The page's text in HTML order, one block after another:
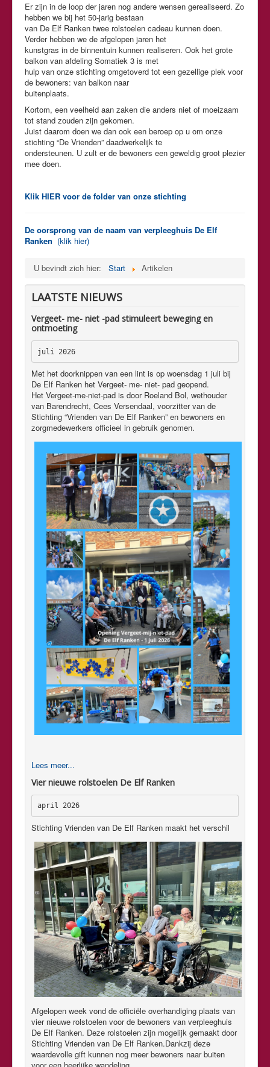
Er zijn in de loop der jaren nog andere wensen gerealiseerd. Zo
hebben we bij het 50-jarig bestaan
van De Elf Ranken twee rolstoelen cadeau kunnen doen.
Verder hebben we de afgelopen jaren het
kunstgras in de binnentuin kunnen realiseren. Ook het grote
balkon van afdeling Somatiek 3 is met
hulp van onze stichting omgetoverd tot een gezellige plek voor
de bewoners: van balkon naar
buitenplaats.
Kortom, een veelheid aan zaken die anders niet of moeizaam
tot stand zouden zijn gekomen.
Juist daarom doen we dan ook een beroep op u om onze
stichting “De Vrienden” daadwerkelijk te
ondersteunen. U zult er de bewoners een geweldig groot plezier
mee doen.
Klik HIER voor de folder van onze stichting
De oorsprong van de naam van verpleeghuis De Elf
Ranken (klik hier)
U bevindt zich hier: Start Artikelen
LAATSTE NIEUWS
Vergeet- me- niet -pad stimuleert beweging en
ontmoeting
juli 2026
Met het doorknippen van een lint is op woensdag 1 juli bij
De Elf Ranken het Vergeet- me- niet- pad geopend.
Het Vergeet-me-niet-pad is door Roeland Bol, wethouder
van Barendrecht, Cees Versendaal, voorzitter van de
Stichting “Vrienden van De Elf Ranken” en bewoners en
zorgmedewerkers officieel in gebruik genomen.
Lees meer...
Vier nieuwe rolstoelen De Elf Ranken
april 2026
Stichting Vrienden van De Elf Ranken maakt het verschil
Afgelopen week vond de officiële overhandiging plaats van
vier nieuwe rolstoelen voor de bewoners van verpleeghuis
De Elf Ranken. Deze rolstoelen zijn mogelijk gemaakt door
Stichting Vrienden van De Elf Ranken.Dankzij deze
waardevolle gift kunnen nog meer bewoners naar buiten